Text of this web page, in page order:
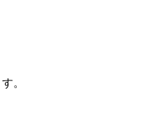
。